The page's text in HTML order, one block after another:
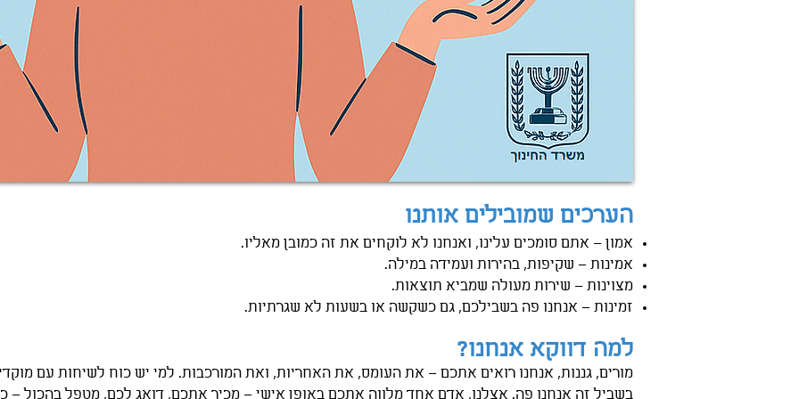
​הערכים שמובילים אותנו
אמון – אתם סומכים עלינו, ואנחנו לא לוקחים את זה כמובן מאליו.
אמינות – שקיפות, בהירות ועמידה במילה.
מצוינות – שירות מעולה שמביא תוצאות.
זמינות – אנחנו פה בשבילכם, גם כשקשה או בשעות לא שגרתיות.
למה דווקא אנחנו?
מורים, גננות, אנחנו רואים אתכם – את העומס, את האחריות, ואת המורכבות. למי יש כוח לשיחות עם
בשביל זה אנחנו פה. אצלנו, אדם אחד מלווה אתכם באופן אישי – מכיר אתכם, דואג לכם, מטפל בהכול –